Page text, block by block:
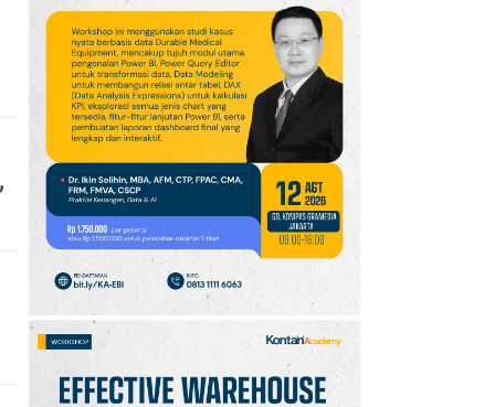
Promo Super Hemat
Indomaret 6–19 Agustus
2026, Diskon Kebutuhan
Rumah hingga 40%
10 Jadwal Persija vs Arema
FC Perebutan Juara 3
Piala Presiden 2026,
Kick-off Sore Ini